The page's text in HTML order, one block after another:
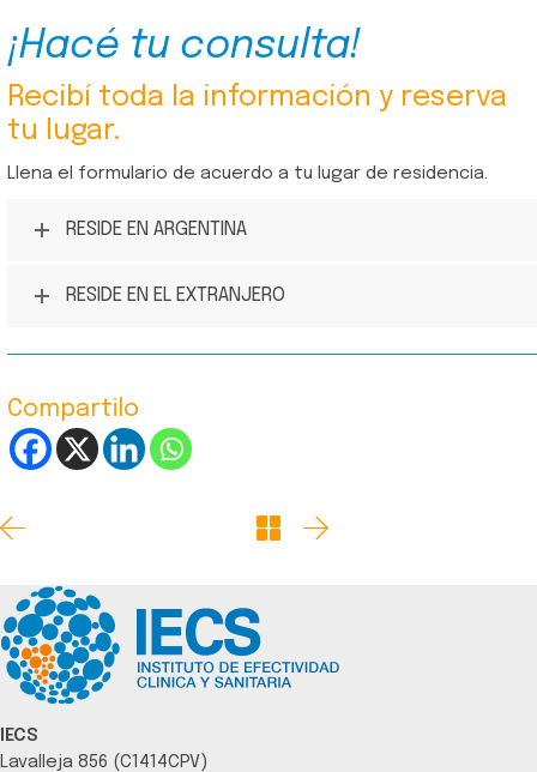
¡Hacé tu consulta!
Recibí toda la información y reserva
tu lugar.
Llena el formulario de acuerdo a tu lugar de residencia.
RESIDE EN ARGENTINA
RESIDE EN EL EXTRANJERO
Compartilo
IECS
Lavalleja 856 (C1414CPV)